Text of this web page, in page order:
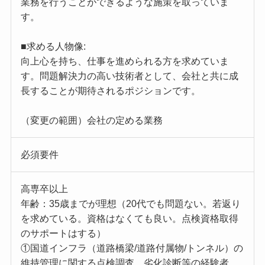
す。
■求める人物像:
向上心を持ち、仕事を進められる方を求めていま
す。問題解決力の高い技術者として、会社と共に成
長することが期待されるポジションです。
（変更の範囲）会社の定める業務
必須要件
高専卒以上
年齢：35歳までが理想（20代でも問題ない。若返り
を求めている。資格はなくても良い。点検資格取得
のサポートはする）
①国道インフラ（道路橋梁/道路付属物/トンネル）の
維持管理に関する点検調査、劣化診断等の経験者